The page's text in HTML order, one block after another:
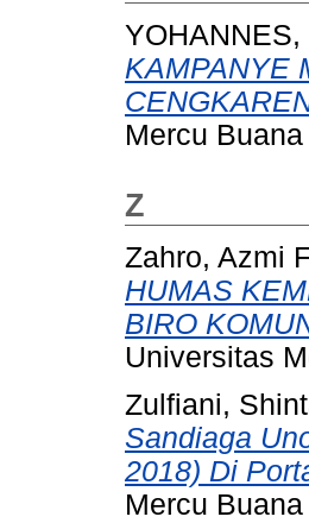
KAMPANYE
Mercu
Z
Zahro, Azmi
HUMAS
BIRO
Universitas
Zulfiani,
Sandiaga
2018) Di
Mercu